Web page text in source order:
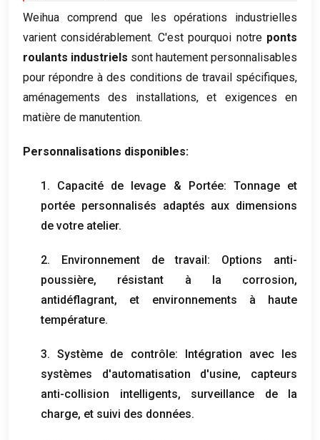
Weihua comprend que les opérations industrielles
varient considérablement. C'est pourquoi notre ponts
roulants industriels sont hautement personnalisables
pour répondre à des conditions de travail spécifiques,
aménagements des installations, et exigences en
matière de manutention.
Personnalisations disponibles:
1. Capacité de levage & Portée: Tonnage et
portée personnalisés adaptés aux dimensions
de votre atelier.
2. Environnement de travail: Options anti-
poussière, résistant à la corrosion,
antidéflagrant, et environnements à haute
température.
3. Système de contrôle: Intégration avec les
systèmes d'automatisation d'usine, capteurs
anti-collision intelligents, surveillance de la
charge, et suivi des données.